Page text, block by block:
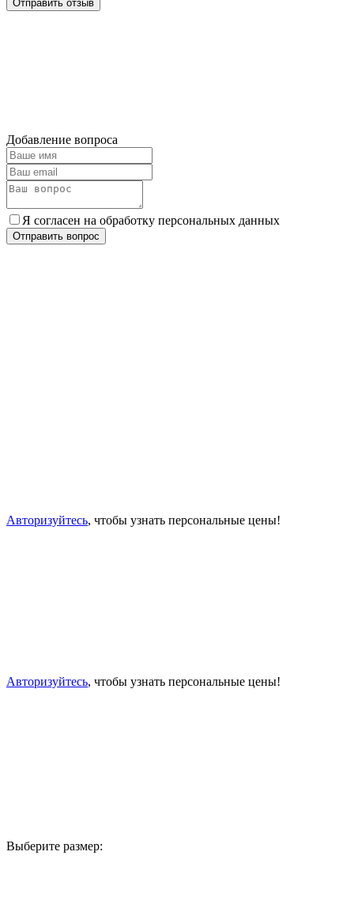
Отправить отзыв
Добавление вопроса
Я согласен на обработку персональных данных
Отправить вопрос
Авторизуйтесь, чтобы узнать персональные цены!
Авторизуйтесь, чтобы узнать персональные цены!
Выберите размер: